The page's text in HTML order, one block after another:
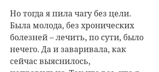
Но тогда я пила чагу без цели.
Была молода, без хронических
болезней – лечить, по сути, было
нечего. Да и заваривала, как
сейчас выяснилось,